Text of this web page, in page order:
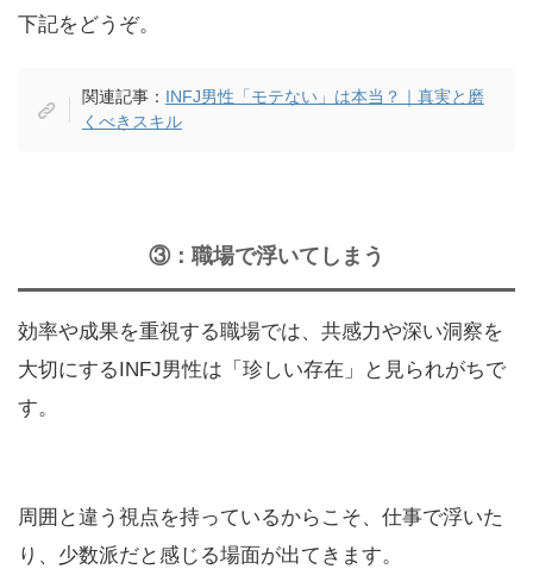
下記をどうぞ。
関連記事： INFJ男性「モテない」は本当？｜真実と磨
くべきスキル
③：職場で浮いてしまう
効率や成果を重視する職場では、共感力や深い洞察を
大切にするINFJ男性は「珍しい存在」と見られがちで
す。
周囲と違う視点を持っているからこそ、仕事で浮いた
り、少数派だと感じる場面が出てきます。